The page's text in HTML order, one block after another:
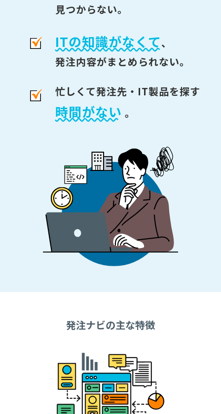
見つからない。
ITの知識がなくて、
発注内容がまとめられない。
忙しくて発注先・IT製品を探す
時間がない 。
発注ナビの主な特徴